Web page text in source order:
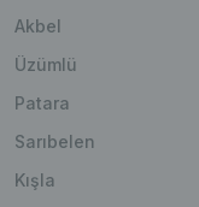
Akbel
Üzümlü
Patara
Sarıbelen
Kışla